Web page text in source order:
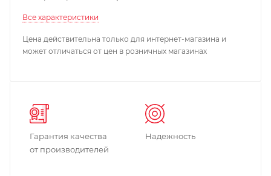
Все характеристики
Цена действительна только для интернет-магазина и
может отличаться от цен в розничных магазинах
Гарантия качества
от производителей
Надежность